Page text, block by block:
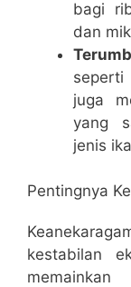
bagi
dan
juga
yang
jenis
Pentingnya
kestabilan